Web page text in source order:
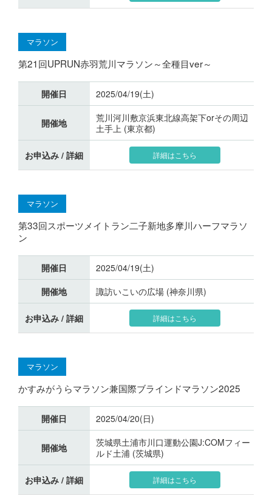
マラソン
第21回UPRUN赤羽荒川マラソン～全種目ver～
開催日 2025/04/19(土)
開催地
荒川河川敷京浜東北線高架下orその周辺
土手上 (東京都)
お申込み / 詳細 詳細はこちら
マラソン
第33回スポーツメイトラン二子新地多摩川ハーフマラソ
ン
開催日
2025/04/19(土)
開催地
諏訪いこいの広場 (神奈川県)
お申込み / 詳細 詳細はこちら
マラソン
かすみがうらマラソン兼国際ブラインドマラソン2025
開催日 2025/04/20(日)
開催地
茨城県土浦市川口運動公園J:COMフィー
ルド土浦 (茨城県)
お申込み / 詳細 詳細はこちら